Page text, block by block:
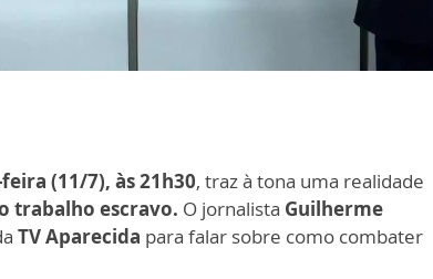
(11/7), às 21h30, traz à tona uma realidade
trabalho escravo. O jornalista Guilherme
TV Aparecida para falar sobre como combater